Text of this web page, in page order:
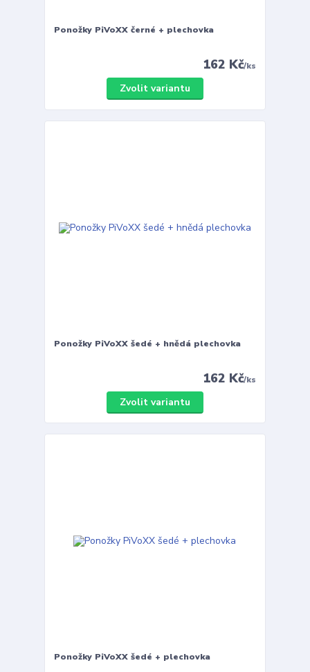
Ponožky PiVoXX černé + plechovka
162 Kč/ks
Zvolit variantu
Ponožky PiVoXX šedé + hnědá plechovka
162 Kč/ks
Zvolit variantu
Ponožky PiVoXX šedé + plechovka